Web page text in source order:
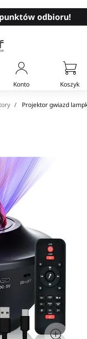
odbioru!
Konto Koszyk
Projektor gwiazd